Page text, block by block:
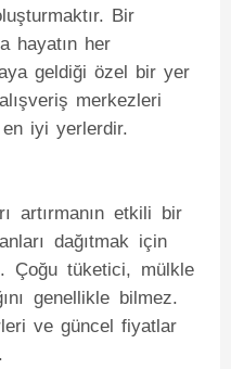
Bir
hayatın her
geldiği özel bir yer
merkezleri
iyi yerlerdir.
artırmanın etkili bir
dağıtmak için
Çoğu tüketici, mülkle
genellikle bilmez.
ve güncel fiyatlar